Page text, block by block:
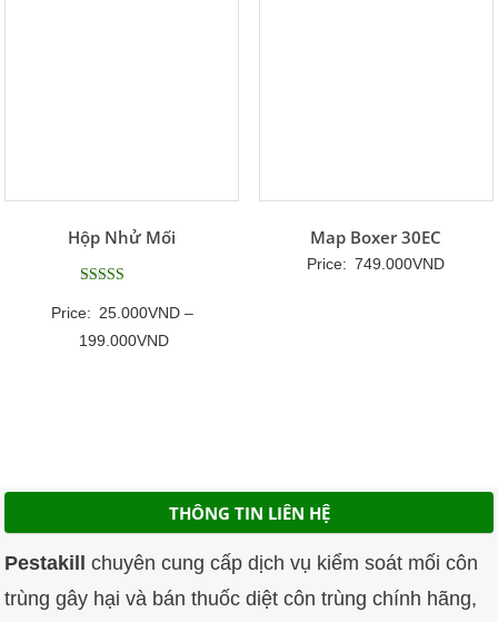
Hộp Nhử Mối
hạng
5 sao
Price: 25.000VND –
199.000VNDKhoảng
Map Boxer 30EC
Price: 749.000VND
THÔNG TIN LIÊN HỆ
Pestakill
chuyên cung cấp dịch vụ kiểm soát mối côn
trùng gây hại và bán thuốc diệt côn trùng chính hãng,